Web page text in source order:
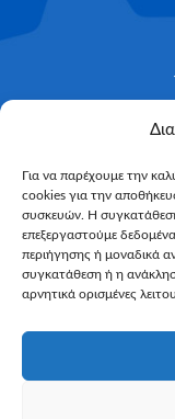
Για να παρέχουμε την
cookies για την
συσκευών. Η συγκατάθεση
επεξεργαστούμε
περιήγησης ή μοναδικά
συγκατάθεση ή η
αρνητικά ορισμένες
Email*